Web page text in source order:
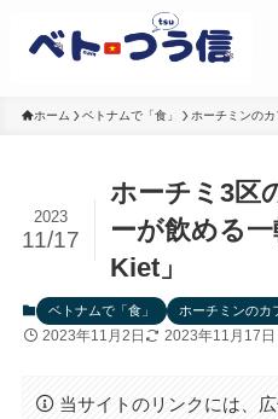
ホーム ベトナムで「食」 ホーチミンのカ
ホーチミ3区
ーが飲める
Kiet」
2023
11/17
ベトナムで「食」 ホーチミンのカ
2023年11月2日 2023年11月17日
当サイトのリンクには、